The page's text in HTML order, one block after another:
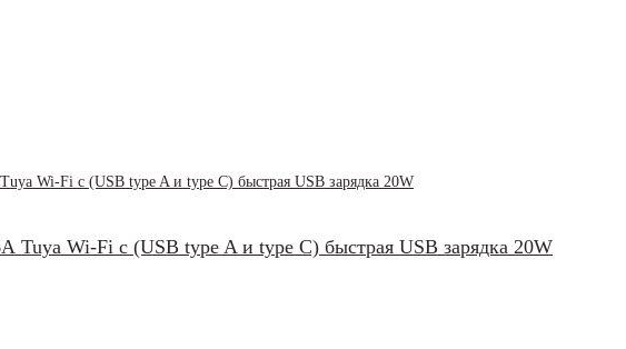
Tuya Wi-Fi с (USB type A и type C) быстрая USB зарядка 20W